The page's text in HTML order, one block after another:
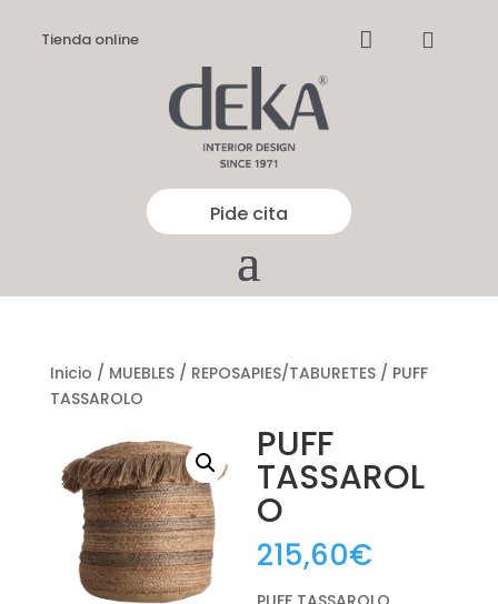
Tienda online  
Pide cita
Inicio / MUEBLES/ REPOSAPIES/TABURETES/ PUFF
TASSAROLO
PUFF
TASSAROL
O
215,60€